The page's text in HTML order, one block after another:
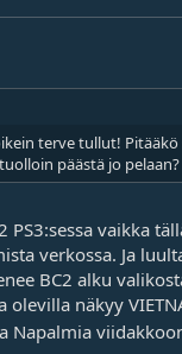
terve tullut!
päästä jo pelaan?
PS3:sessa vaikka
verkossa. Ja
BC2 alku
olevilla näkyy
Napalmia